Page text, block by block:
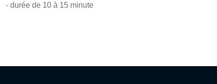
- durée de 10 à 15 minute